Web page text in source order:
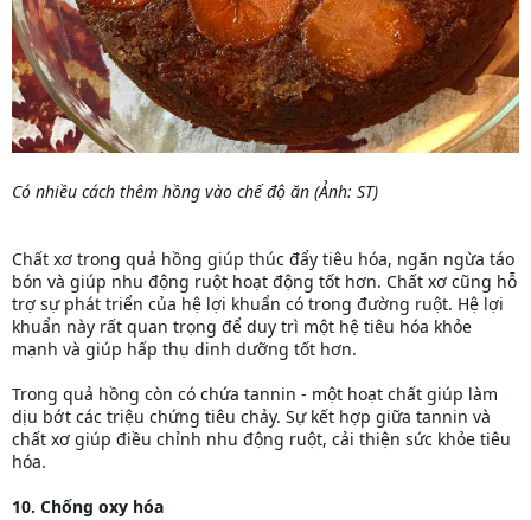
Có nhiều cách thêm hồng vào chế độ ăn (Ảnh: ST)
Chất xơ trong quả hồng giúp thúc đẩy tiêu hóa, ngăn ngừa táo
bón và giúp nhu động ruột hoạt động tốt hơn. Chất xơ cũng hỗ
trợ sự phát triển của hệ lợi khuẩn có trong đường ruột. Hệ lợi
khuẩn này rất quan trọng để duy trì một hệ tiêu hóa khỏe
mạnh và giúp hấp thụ dinh dưỡng tốt hơn.
Trong quả hồng còn có chứa tannin - một hoạt chất giúp làm
dịu bớt các triệu chứng tiêu chảy. Sự kết hợp giữa tannin và
chất xơ giúp điều chỉnh nhu động ruột, cải thiện sức khỏe tiêu
hóa.
10. Chống oxy hóa